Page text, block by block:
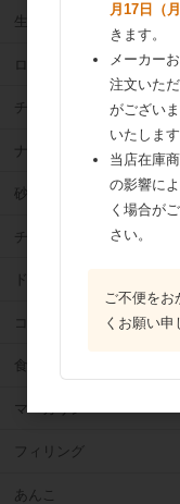
生クリーム
ロングライフ牛乳
チーズ
ナッツ
砂糖
チョコレート
ドライフルーツ
食用油
マーガリン
フィリング
あんこ
月17日（
きます。
メーカー
注文いた
がござい
いたします
当店在庫
の影響に
く場合が
さい。
ご不便をお
くお願い申